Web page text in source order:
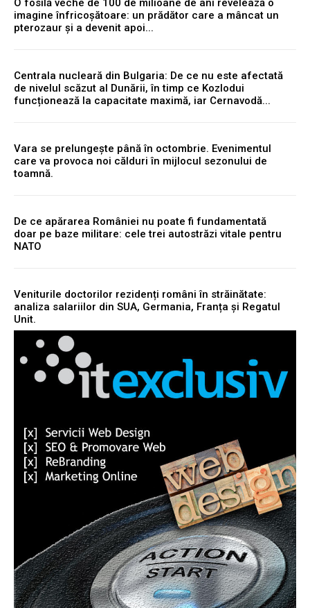
O fosilă veche de 100 de milioane de ani revelează o
imagine înfricoșătoare: un prădător care a mâncat un
pterozaur și a devenit apoi...
Centrala nucleară din Bulgaria: De ce nu este afectată
de nivelul scăzut al Dunării, în timp ce Kozlodui
funcționează la capacitate maximă, iar Cernavodă...
Vara se prelungește până în octombrie. Evenimentul
care va provoca noi călduri în mijlocul sezonului de
toamnă.
De ce apărarea României nu poate fi fundamentată
doar pe baze militare: cele trei autostrăzi vitale pentru
NATO
Veniturile doctorilor rezidenți români în străinătate:
analiza salariilor din SUA, Germania, Franța și Regatul
Unit.